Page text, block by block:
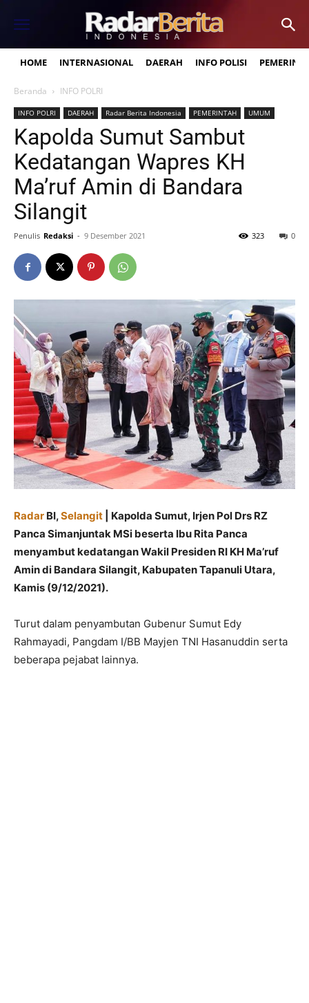
HOME INTERNASIONAL DAERAH INFO POLISI
Beranda INFO POLRI
INFO POLRI DAERAH Radar Berita Indonesia PEMERINTAH UMUM
Kapolda Sumut Sambut
Kedatangan Wapres KH
Ma’ruf Amin di Bandara
Silangit
Penulis Redaksi - 9 Desember 2021 0
323
Radar BI,Selangit | Kapolda Sumut, Irjen Pol Drs RZ
Panca Simanjuntak MSi beserta Ibu Rita Panca
menyambut kedatangan Wakil Presiden RI KH Ma’ruf
Amin di Bandara Silangit, Kabupaten Tapanuli Utara,
Kamis (9/12/2021).
Turut dalam penyambutan Gubenur Sumut Edy
Rahmayadi, Pangdam I/BB Mayjen TNI Hasanuddin serta
beberapa pejabat lainnya.